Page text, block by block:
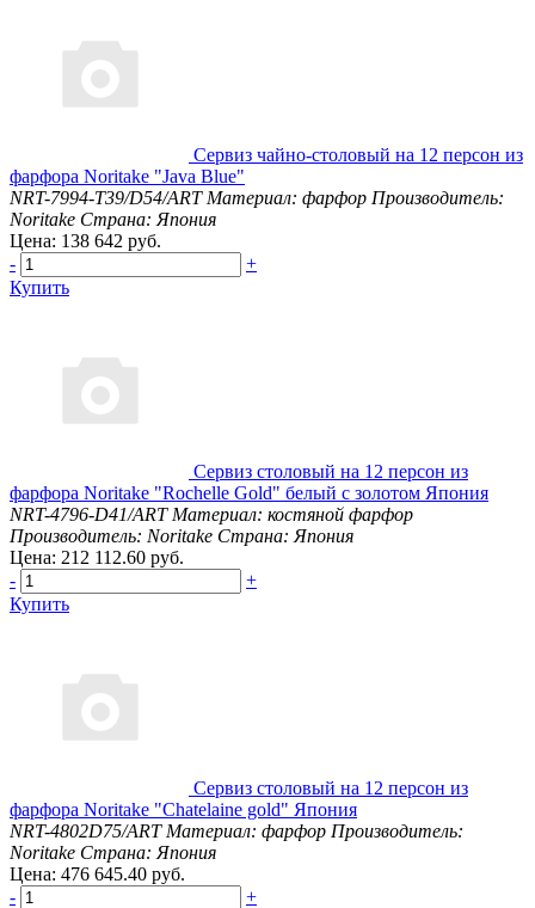
Сервиз чайно-столовый на 12 персон из
фарфора Noritake "Java Blue"
NRT-7994-T39/D54/ART Материал: фарфор Производитель:
Noritake Страна: Япония
Цена: 138 642 руб.
-
+
Купить
Сервиз столовый на 12 персон из
фарфора Noritake "Rochelle Gold" белый с золотом Япония
NRT-4796-D41/ART Материал: костяной фарфор
Производитель: Noritake Страна: Япония
Цена: 212 112.60 руб.
-
+
Купить
Сервиз столовый на 12 персон из
фарфора Noritake "Chatelaine gold" Япония
NRT-4802D75/ART Материал: фарфор Производитель:
Noritake Страна: Япония
Цена: 476 645.40 руб.
-
+